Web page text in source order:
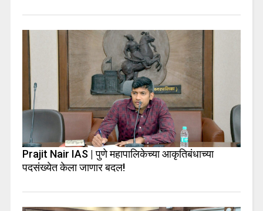
Prajit Nair IAS | पुणे महापालिकेच्या आकृतिबंधाच्या
पदसंख्येत केला जाणार बदल!